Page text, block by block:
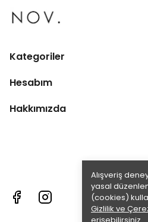
Alışveriş
yasal
(cookies)
Gizlilik ve
Kategoriler
Hesabım
Hakkımızda